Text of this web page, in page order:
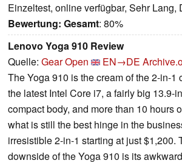
Einzeltest, online verfügbar, Sehr Lang,
Bewertung: Gesamt: 80%
Lenovo Yoga 910 Review
Quelle: Gear Open EN→DE
The Yoga 910 is the cream of the 2-in-1
the latest Intel Core i7, a fairly big 13.9-
compact body, and more than 10 hours
what is still the best hinge in the
irresistible 2-in-1 starting at just $1,200.
downside of the Yoga 910 is its